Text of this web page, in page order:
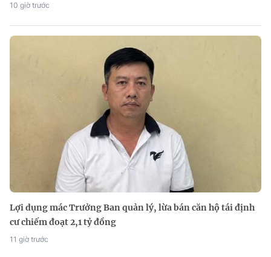
10 giờ trước
Lợi dụng mác Trưởng Ban quản lý, lừa bán căn hộ tái định
cư chiếm đoạt 2,1 tỷ đồng
11 giờ trước